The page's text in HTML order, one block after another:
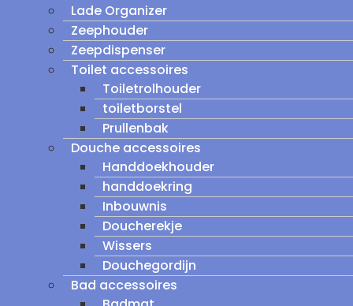
Lade Organizer
Zeephouder
Zeepdispenser
Toilet accessoires
Toiletrolhouder
toiletborstel
Prullenbak
Douche accessoires
Handdoekhouder
handdoekring
Inbouwnis
Doucherekje
Wissers
Douchegordijn
Bad accessoires